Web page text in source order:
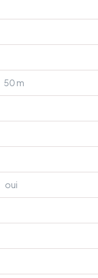
50 m
oui